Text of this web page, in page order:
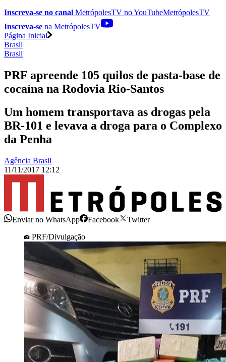
Inscreva-se no canal MetrópolesTV noYouTubeMetrópolesTV
Inscreva-se na MetrópolesTV
Página Inicial
Brasil
Brasil
PRF apreende 105 quilos de pasta-base de
cocaína na Rodovia Rio-Santos
Um homem transportava as drogas pela
BR-101 e levava a droga para o Complexo
da Penha
Agência Brasil
11/11/2017 12:12
Enviar no WhatsApp Facebook
Twitter
PRF/Divulgação